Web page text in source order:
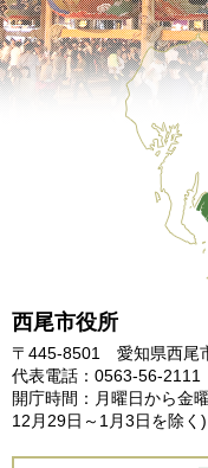
西尾市役所
〒445-8501 愛知県西尾
代表電話：0563-56-2111
開庁時間：月曜日から金
12月29日～1月3日を除く)